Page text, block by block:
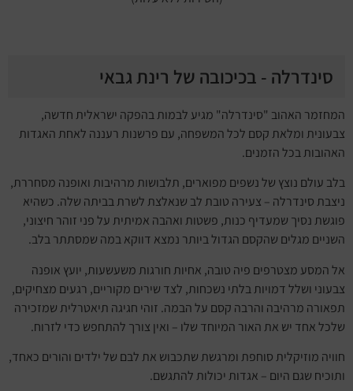
סינדרלה - בכיכובה של רינת גבאי
המחזמר האהוב "סינדרלה" מגיע לבמות בהפקה ישראלית חדשה,
צבעונית ומלאת קסם לכל המשפחה, עם פרשנות רעננה לאחת האגדות
האהובות בכל הזמנים.
בלב עולם נוצץ של נשפים מפוארים, תלבושות מרהיבות ואופנה מסחררת,
ניצבת סינדרלה – צעירה טובת לב שנאלצת לשרת בביתה שלה. כשהיא
פוגשת נסיך שמעדיף כנות, פשטות ואהבה אמיתית על פני זוהר חיצוני,
השניים מגלים שהקסם הגדול ביותר נמצא דווקא במה שמסתתר בלב.
אל המסע מצטרפים פיה טובה, אחיות חורגות משעשעות, יועץ אופנה
צבעוני ושלל דמויות בלתי נשכחות, לצד שירים מקוריים, רגעים מצחיקים,
תפאורה מרהיבה והרבה קסם על הבמה. זוהי חגיגה תיאטרלית שמזכירה
שלכל אחד יש את האור המיוחד שלו – ואין צורך להתחפש כדי לזרוח.
חוויה מוזיקלית סוחפת ומרגשת שתכבוש את לבם של ילדים והורים כאחד,
ותוכיח שגם היום – אגדות יכולות להתגשם.